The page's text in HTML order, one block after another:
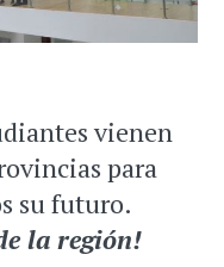
vienen
para
su futuro.
la región!